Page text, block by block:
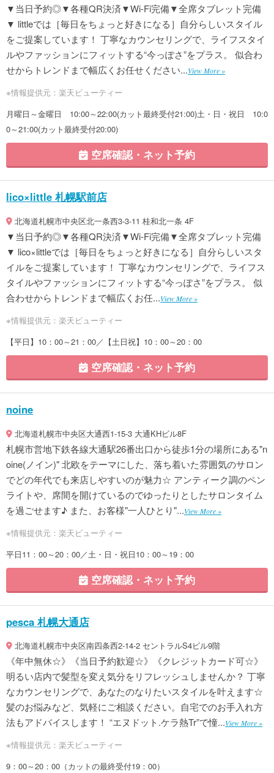
▼当日予約◎▼各種QR決済▼Wi-Fi完備▼全席タブレット完備
▼ littleでは［毎日をちょっと好きになる］自分らしいスタイル
をご提案しています！ 丁寧なカウンセリングで、ライフスタイ
ルやファッションにフィットする“今っぽさ”をプラス。 似合わ
せからトレンドまで幅広くお任せください...View More »
※情報提供元：楽天ビューティー
月曜日～金曜日 10:00～22:00(カット最終受付21:00)土・日・祝日 10:0
0～21:00(カット最終受付20:00)
空席確認・ネット予約
lico×little 札幌駅前店
北海道札幌市中央区北一条西3-3-11 桂和北一条 4F
▼当日予約◎▼各種QR決済▼Wi-Fi完備▼全席タブレット完備
▼ lico×littleでは［毎日をちょっと好きになる］自分らしいスタ
イルをご提案しています！ 丁寧なカウンセリングで、ライフス
タイルやファッションにフィットする“今っぽさ”をプラス。 似
合わせからトレンドまで幅広くお任...View More »
※情報提供元：楽天ビューティー
【平日】10：00～21：00／【土日祝】10：00～20：00
空席確認・ネット予約
noine
北海道札幌市中央区大通西1-15-3 大通KHビル8F
札幌市営地下鉄各線大通駅26番出口から徒歩1分の場所にある"n
oine(ノイン)" 北欧をテーマにした、落ち着いた雰囲気のサロン
でどの年代でも来店しやすいのが魅力☆ アンティーク調のペン
ライトや、席間を開けているのでゆったりとしたサロンタイム
を過ごせます♪ また、お客様"一人ひとり"...View More »
※情報提供元：楽天ビューティー
平日11：00～20：00／土・日・祝日10：00～19：00
空席確認・ネット予約
pesca 札幌大通店
北海道札幌市中央区南四条西2-14-2 セントラルS4ビル9階
《年中無休☆》《当日予約歓迎☆》《クレジットカード可☆》
明るい店内で髪型を変え気分をリフレッシュしませんか？ 丁寧
なカウンセリングで、あなたのなりたいスタイルを叶えます☆
髪のお悩みなど、気軽にご相談ください。自宅でのお手入れ方
法もアドバイスします！ “エヌドット.ケラ熱Tr”で憧...View More »
※情報提供元：楽天ビューティー
9：00～20：00（カットの最終受付19：00）